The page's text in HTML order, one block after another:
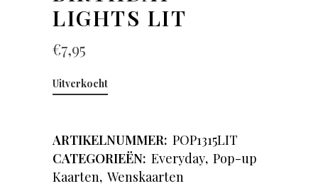
LIGHTS LIT
€7,95
Uitverkocht
ARTIKELNUMMER: POP1315LIT
CATEGORIEËN: Everyday, Pop-up
Kaarten, Wenskaarten